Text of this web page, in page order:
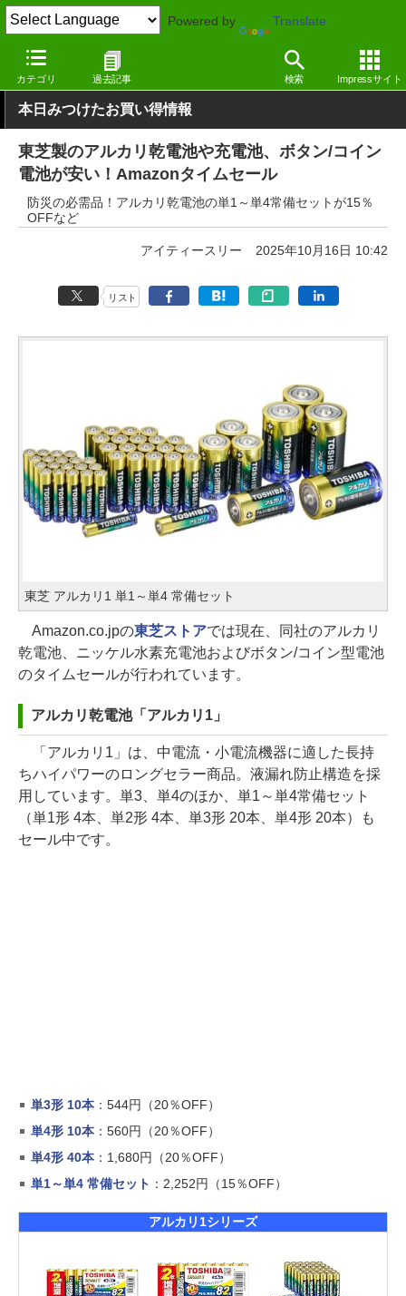
Powered by Translate
カテゴリ 過去記事 検索 Impressサイト
窓の杜 セール
本日みつけたお買い得情報
東芝製のアルカリ乾電池や充電池、ボタン/コイン
電池が安い！Amazonタイムセール
防災の必需品！アルカリ乾電池の単1～単4常備セットが15％
OFFなど
アイティースリー 2025年10月16日 10:42
リスト
東芝 アルカリ1 単1～単4 常備セット
Amazon.co.jpの東芝ストアでは現在、同社のアルカリ
乾電池、ニッケル水素充電池およびボタン/コイン型電池
のタイムセールが行われています。
アルカリ乾電池「アルカリ1」
「アルカリ1」は、中電流・小電流機器に適した長持
ちハイパワーのロングセラー商品。液漏れ防止構造を採
用しています。単3、単4のほか、単1～単4常備セット
（単1形 4本、単2形 4本、単3形 20本、単4形 20本）も
セール中です。
単3形 10本：544円（20％OFF）
単4形 10本：560円（20％OFF）
単4形 40本：1,680円（20％OFF）
単1～単4 常備セット ：2,252円（15％OFF）
アルカリ1シリーズ